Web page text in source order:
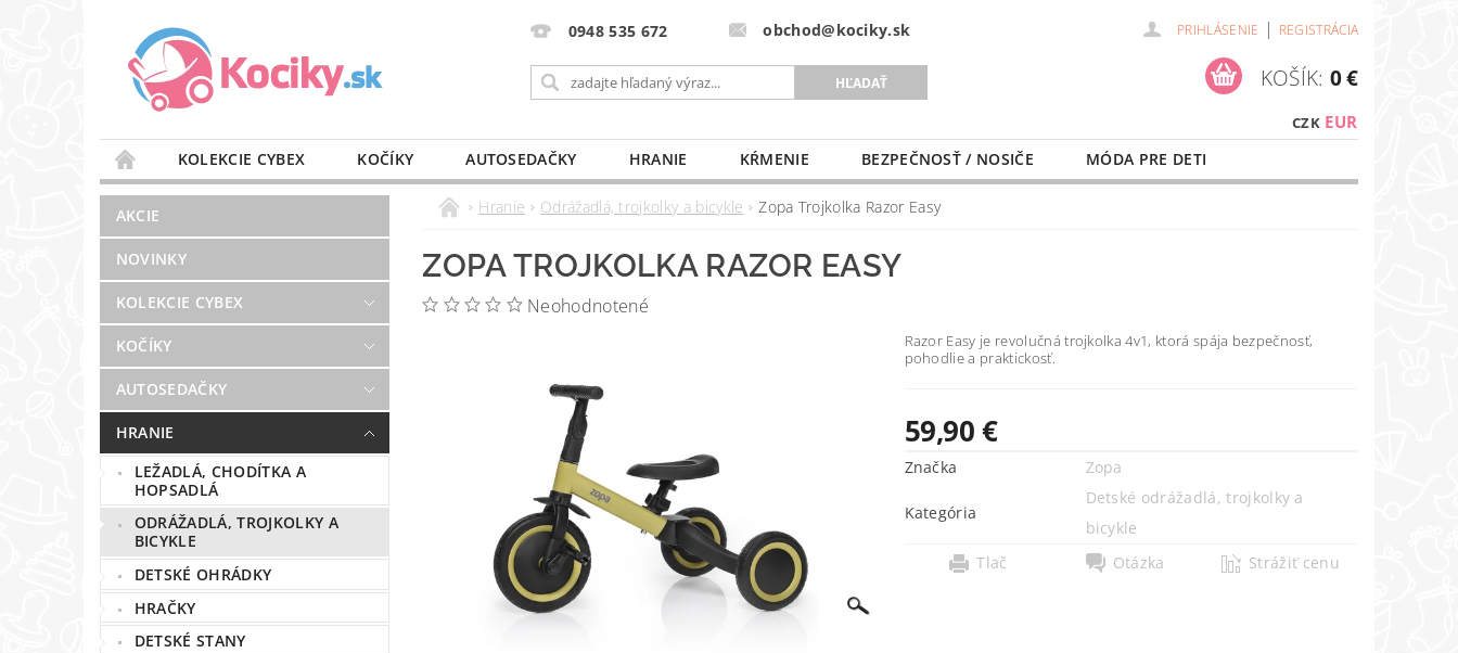
0948 535 672 obchod@kociky.sk PRIHLÁSENIE | REGISTRÁCIA
CZK EUR
KOŠÍK: 0 €
KOLEKCIE CYBEX KOČÍKY AUTOSEDAČKY HRANIE KŔMENIE BEZPEČNOSŤ / NOSIČE
MÓDA PRE DETI
STAROSTLIVOSŤ O VZDUCH
VÝBAVA DO PÔRODNICE MLIEKO A VÝŽIVA PRE MAMIČKU
BLOG
PREDAJŇA KONTAKT
AKCIE
NOVINKY
KOLEKCIE CYBEX
KOČÍKY
AUTOSEDAČKY
HRANIE
LEŽADLÁ, CHODÍTKA A
HOPSADLÁ
ODRÁŽADLÁ, TROJKOLKY A
BICYKLE
DETSKÉ OHRÁDKY
HRAČKY
DETSKÉ STANY
Hranie Odrážadlá, trojkolky a bicykle Zopa Trojkolka Razor Easy
ZOPA TROJKOLKA RAZOR EASY
Neohodnotené
Razor Easy je revolučná trojkolka 4v1, ktorá spája bezpečnosť,
pohodlie a praktickosť.
59,90 €
Značka Zopa
Kategória
Detské odrážadlá, trojkolky a
bicykle
Tlač
Otázka Strážiť cenu